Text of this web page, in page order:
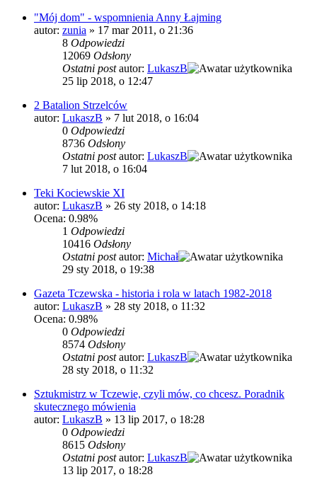
"Mój dom" - wspomnienia Anny Łajming
autor: zunia » 17 mar 2011, o 21:36
8 Odpowiedzi
12069 Odsłony
Ostatni postautor: LukaszB
25 lip 2018, o 12:47
2 Batalion Strzelców
autor: LukaszB » 7 lut 2018, o 16:04
0 Odpowiedzi
8736 Odsłony
Ostatni postautor: LukaszB
7 lut 2018, o 16:04
Teki Kociewskie XI
autor: LukaszB » 26 sty 2018, o 14:18
Ocena: 0.98%
1 Odpowiedzi
10416 Odsłony
Ostatni postautor: Michał
29 sty 2018, o 19:38
Gazeta Tczewska - historia i rola w latach 1982-2018
autor: LukaszB » 28 sty 2018, o 11:32
Ocena: 0.98%
0 Odpowiedzi
8574 Odsłony
Ostatni postautor: LukaszB
28 sty 2018, o 11:32
Sztukmistrz w Tczewie, czyli mów, co chcesz. Poradnik
skutecznego mówienia
autor: LukaszB » 13 lip 2017, o 18:28
0 Odpowiedzi
8615 Odsłony
Ostatni postautor: LukaszB
13 lip 2017, o 18:28